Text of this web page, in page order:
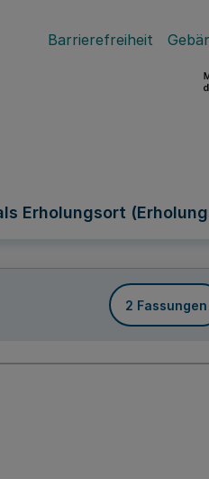
Barrierefreiheit
Erholungsort
2 Fassungen